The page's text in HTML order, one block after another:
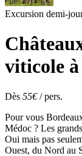
Excursion demi-
viticole
Dès 55€/ pers.
Pour vous
Médoc ? Les
Oui mais pas
Ouest, du Nord au